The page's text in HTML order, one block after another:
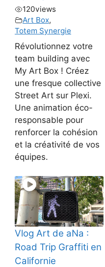
120views
Art Box,
Totem Synergie
Révolutionnez votre
team building avec
My Art Box ! Créez
une fresque collective
Street Art sur Plexi.
Une animation éco-
responsable pour
renforcer la cohésion
et la créativité de vos
équipes.
Vlog Art de aNa :
Road Trip Graffiti en
Californie